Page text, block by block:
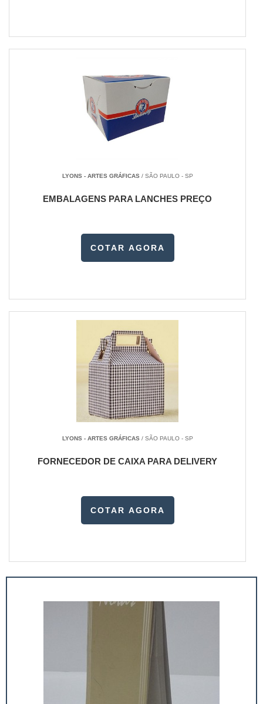
LYONS - ARTES GRÁFICAS/ SÃO PAULO - SP
EMBALAGENS PARA LANCHES PREÇO
COTAR AGORA
LYONS - ARTES GRÁFICAS/ SÃO PAULO - SP
FORNECEDOR DE CAIXA PARA DELIVERY
COTAR AGORA